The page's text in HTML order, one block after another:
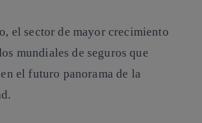
el sector de mayor crecimiento
mundiales de seguros que
el futuro panorama de la